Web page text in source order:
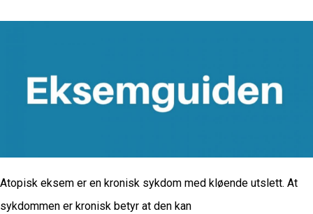
Atopisk eksem er en kronisk sykdom med kløende utslett. At
sykdommen er kronisk betyr at den kan